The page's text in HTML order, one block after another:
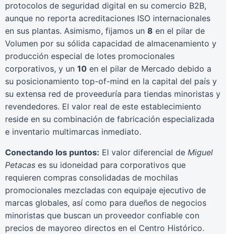
protocolos de seguridad digital en su comercio B2B,
aunque no reporta acreditaciones ISO internacionales
en sus plantas. Asimismo, fijamos un 8 en el pilar de
Volumen por su sólida capacidad de almacenamiento y
producción especial de lotes promocionales
corporativos, y un 10 en el pilar de Mercado debido a
su posicionamiento top-of-mind en la capital del país y
su extensa red de proveeduría para tiendas minoristas y
revendedores. El valor real de este establecimiento
reside en su combinación de fabricación especializada
e inventario multimarcas inmediato.
Conectando los puntos: El valor diferencial de Miguel
Petacas es su idoneidad para corporativos que
requieren compras consolidadas de mochilas
promocionales mezcladas con equipaje ejecutivo de
marcas globales, así como para dueños de negocios
minoristas que buscan un proveedor confiable con
precios de mayoreo directos en el Centro Histórico.